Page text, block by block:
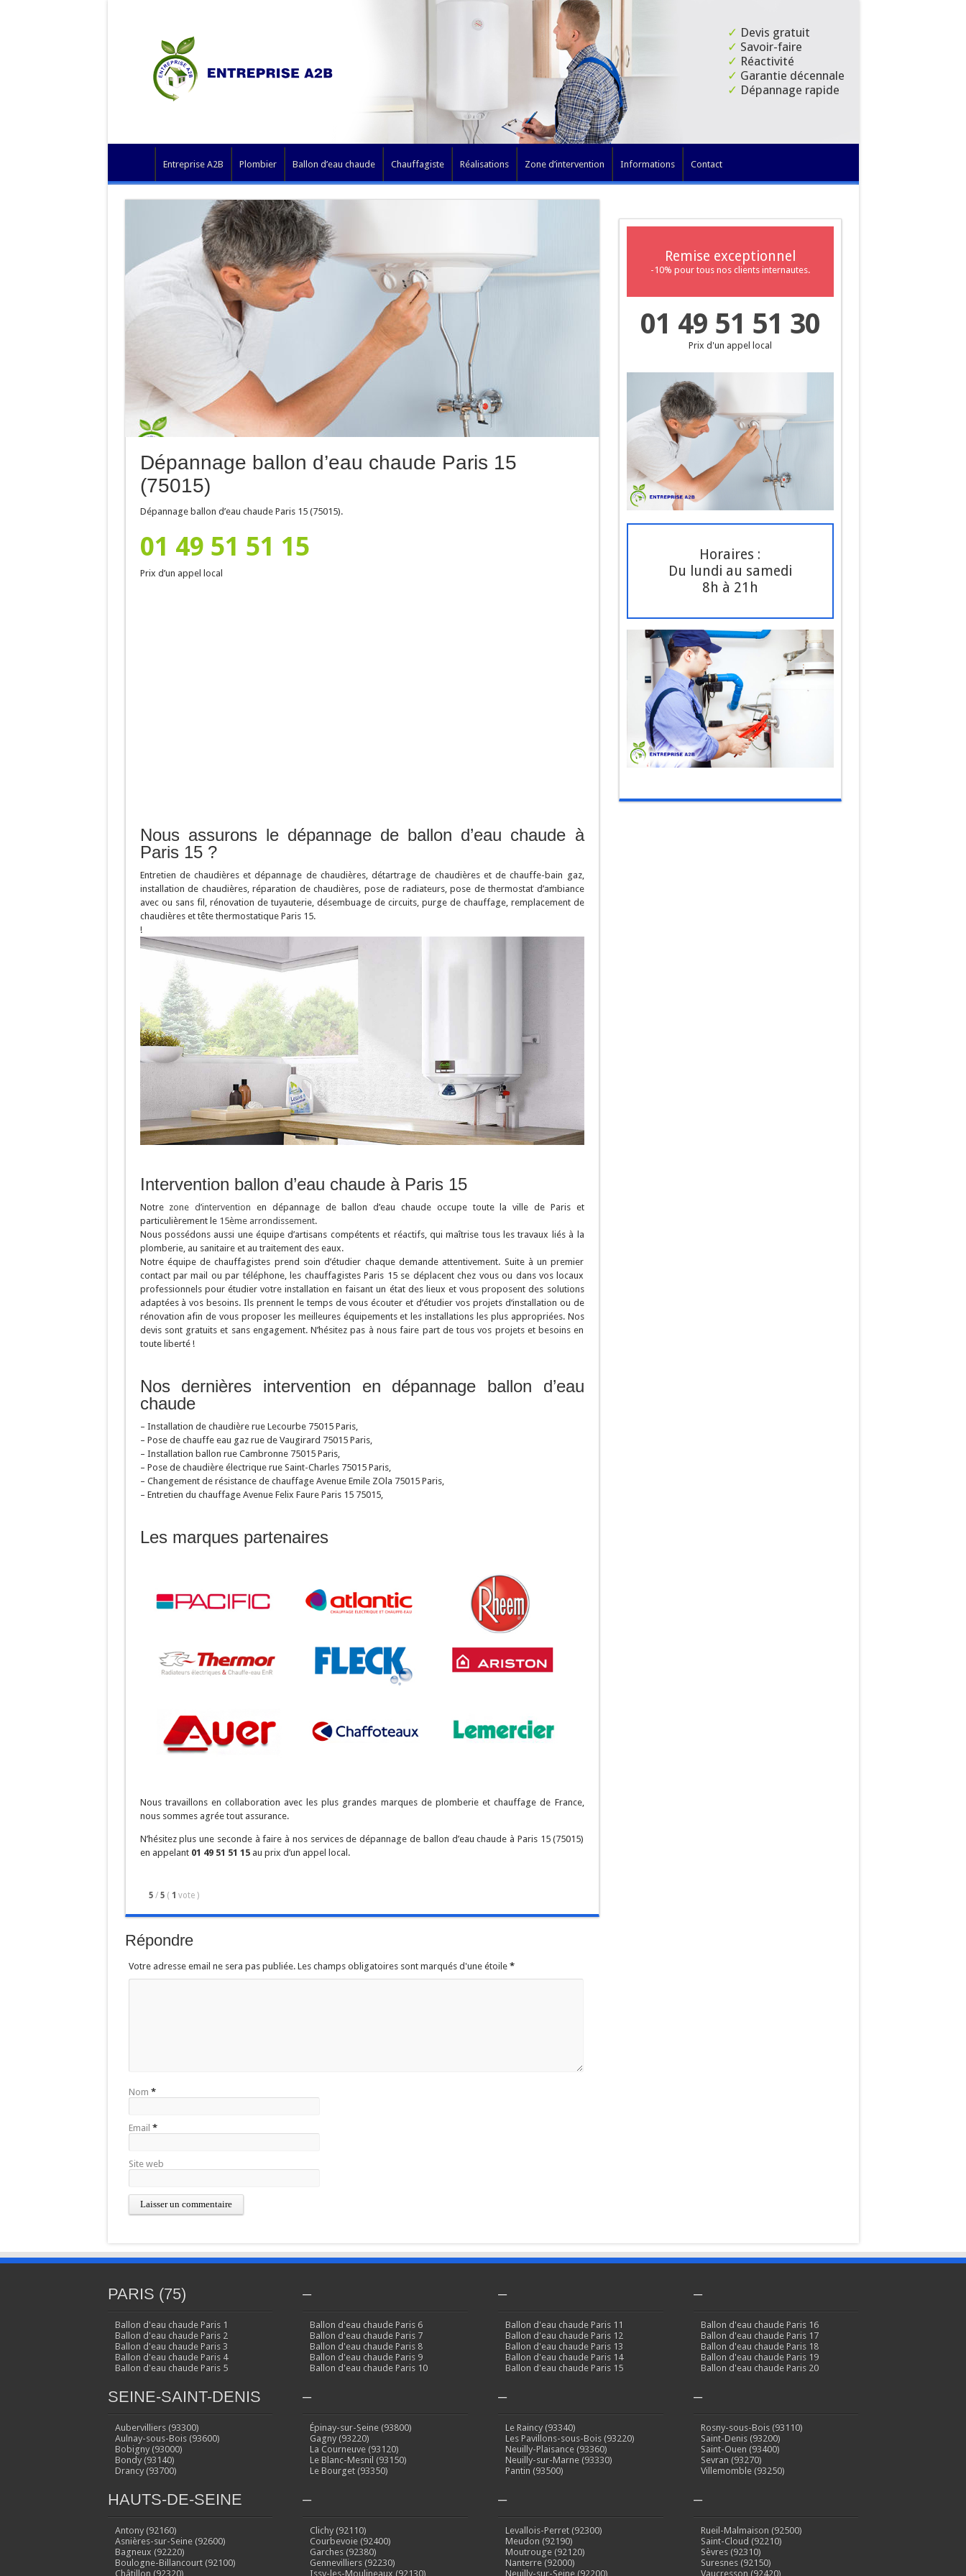
✓ Devis gratuit
✓ Savoir-faire
✓ Réactivité
✓ Garantie décennale
✓ Dépannage rapide
Entreprise A2B Plombier Ballon d’eau chaude Chauffagiste Réalisations Zone d’intervention Informations Contact
Dépannage ballon d’eau chaude Paris 15
(75015)
Dépannage ballon d’eau chaude Paris 15 (75015).
01 49 51 51 15
Prix d’un appel local
Nous assurons le dépannage de ballon d’eau chaude à
Paris 15 ?
Entretien de chaudières et dépannage de chaudières, détartrage de chaudières et de chauffe-bain gaz,
installation de chaudières, réparation de chaudières, pose de radiateurs, pose de thermostat d’ambiance
avec ou sans fil, rénovation de tuyauterie, désembuage de circuits, purge de chauffage, remplacement de
chaudières et tête thermostatique Paris 15.
!
Intervention ballon d’eau chaude à Paris 15
Notre zone d’intervention en dépannage de ballon d’eau chaude occupe toute la ville de Paris et
particulièrement le 15ème arrondissement.
Nous possédons aussi une équipe d’artisans compétents et réactifs, qui maîtrise tous les travaux liés à la
plomberie, au sanitaire et au traitement des eaux.
Notre équipe de chauffagistes prend soin d’étudier chaque demande attentivement. Suite à un premier
contact par mail ou par téléphone, les chauffagistes Paris 15 se déplacent chez vous ou dans vos locaux
professionnels pour étudier votre installation en faisant un état des lieux et vous proposent des solutions
adaptées à vos besoins. Ils prennent le temps de vous écouter et d’étudier vos projets d’installation ou de
rénovation afin de vous proposer les meilleures équipements et les installations les plus appropriées. Nos
devis sont gratuits et sans engagement. N’hésitez pas à nous faire part de tous vos projets et besoins en
toute liberté !
Nos dernières intervention en dépannage ballon d’eau
chaude
– Installation de chaudière rue Lecourbe 75015 Paris,
– Pose de chauffe eau gaz rue de Vaugirard 75015 Paris,
– Installation ballon rue Cambronne 75015 Paris,
– Pose de chaudière électrique rue Saint-Charles 75015 Paris,
– Changement de résistance de chauffage Avenue Emile ZOla 75015 Paris,
– Entretien du chauffage Avenue Felix Faure Paris 15 75015,
Les marques partenaires
Nous travaillons en collaboration avec les plus grandes marques de plomberie et chauffage de France,
nous sommes agrée tout assurance.
N’hésitez plus une seconde à faire à nos services de dépannage de ballon d’eau chaude à Paris 15 (75015)
en appelant 01 49 51 51 15au prix d’un appel local.
5 / 5 ( 1 vote )
Répondre
Votre adresse email ne sera pas publiée. Les champs obligatoires sont marqués d'une étoile *
Nom *
Email *
Site web
Remise exceptionnel
-10% pour tous nos clients internautes.
01 49 51 51 30
Prix d'un appel local
Horaires :
Du lundi au samedi
8h à 21h
PARIS (75)
Ballon d'eau chaude Paris 1
Ballon d'eau chaude Paris 2
Ballon d'eau chaude Paris 3
Ballon d'eau chaude Paris 4
Ballon d'eau chaude Paris 5
SEINE-SAINT-DENIS
Aubervilliers (93300)
Aulnay-sous-Bois (93600)
Bobigny (93000)
Bondy (93140)
Drancy (93700)
HAUTS-DE-SEINE
Antony (92160)
Asnières-sur-Seine (92600)
Bagneux (92220)
Boulogne-Billancourt (92100)
Châtillon (92320)
–
Ballon d'eau chaude Paris 6
Ballon d'eau chaude Paris 7
Ballon d'eau chaude Paris 8
Ballon d'eau chaude Paris 9
Ballon d'eau chaude Paris 10
–
Épinay-sur-Seine (93800)
Gagny (93220)
La Courneuve (93120)
Le Blanc-Mesnil (93150)
Le Bourget (93350)
–
Clichy (92110)
Courbevoie (92400)
Garches (92380)
Gennevilliers (92230)
Issy-les-Moulineaux (92130)
–
Ballon d'eau chaude Paris 11
Ballon d'eau chaude Paris 12
Ballon d'eau chaude Paris 13
Ballon d'eau chaude Paris 14
Ballon d'eau chaude Paris 15
–
Le Raincy (93340)
Les Pavillons-sous-Bois (93220)
Neuilly-Plaisance (93360)
Neuilly-sur-Marne (93330)
Pantin (93500)
–
Levallois-Perret (92300)
Meudon (92190)
Moutrouge (92120)
Nanterre (92000)
Neuilly-sur-Seine (92200)
–
Ballon d'eau chaude Paris 16
Ballon d'eau chaude Paris 17
Ballon d'eau chaude Paris 18
Ballon d'eau chaude Paris 19
Ballon d'eau chaude Paris 20
–
Rosny-sous-Bois (93110)
Saint-Denis (93200)
Saint-Ouen (93400)
Sevran (93270)
Villemomble (93250)
–
Rueil-Malmaison (92500)
Saint-Cloud (92210)
Sèvres (92310)
Suresnes (92150)
Vaucresson (92420)